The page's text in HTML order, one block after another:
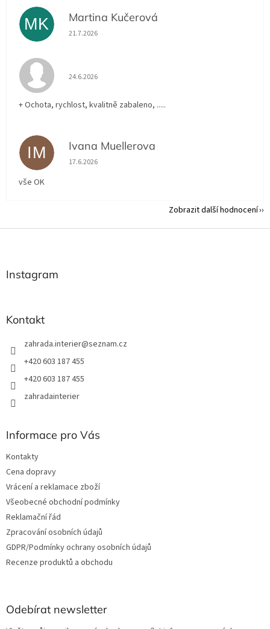
MK Martina Kučerová
Hodnocení obchodu je 5 z 5 hvězdiček.
21.7.2026
Hodnocení obchodu je 5 z 5 hvězdiček.
24.6.2026
+ Ochota, rychlost, kvalitně zabaleno, .....
IM Ivana Muellerova
Hodnocení obchodu je 5 z 5 hvězdiček.
17.6.2026
vše OK
Zobrazit další hodnocení
Instagram
Kontakt
zahrada.interier@seznam.cz
+420 603 187 455
+420 603 187 455
zahradainterier
Informace pro Vás
Kontakty
Cena dopravy
Vrácení a reklamace zboží
Všeobecné obchodní podmínky
Reklamační řád
Zpracování osobních údajů
GDPR/Podmínky ochrany osobních údajů
Recenze produktů a obchodu
Odebírat newsletter